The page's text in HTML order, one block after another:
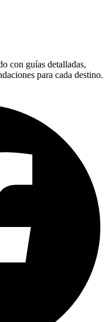
con guías detalladas,
para cada destino.